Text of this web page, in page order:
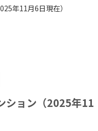
年11月6日現在）
ション（2025年11